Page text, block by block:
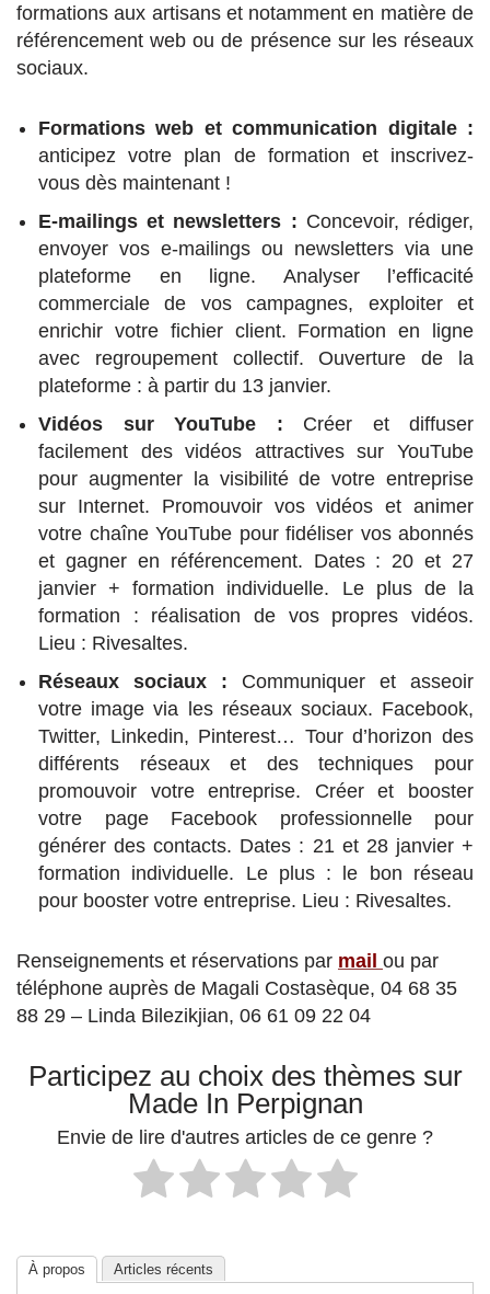
formations aux artisans et notamment en matière de
référencement web ou de présence sur les réseaux
sociaux.
Formations web et communication digitale :
anticipez votre plan de formation et inscrivez-
vous dès maintenant !
E-mailings et newsletters : Concevoir, rédiger,
envoyer vos e-mailings ou newsletters via une
plateforme en ligne. Analyser l’efficacité
commerciale de vos campagnes, exploiter et
enrichir votre fichier client. Formation en ligne
avec regroupement collectif. Ouverture de la
plateforme : à partir du 13 janvier.
Vidéos sur YouTube : Créer et diffuser
facilement des vidéos attractives sur YouTube
pour augmenter la visibilité de votre entreprise
sur Internet. Promouvoir vos vidéos et animer
votre chaîne YouTube pour fidéliser vos abonnés
et gagner en référencement. Dates : 20 et 27
janvier + formation individuelle. Le plus de la
formation : réalisation de vos propres vidéos.
Lieu : Rivesaltes.
Réseaux sociaux : Communiquer et asseoir
votre image via les réseaux sociaux. Facebook,
Twitter, Linkedin, Pinterest… Tour d’horizon des
différents réseaux et des techniques pour
promouvoir votre entreprise. Créer et booster
votre page Facebook professionnelle pour
générer des contacts. Dates : 21 et 28 janvier +
formation individuelle. Le plus : le bon réseau
pour booster votre entreprise. Lieu : Rivesaltes.
Renseignements et réservations par mail ou par
téléphone auprès de Magali Costasèque, 04 68 35
88 29 – Linda Bilezikjian, 06 61 09 22 04
Participez au choix des thèmes sur
Made In Perpignan
Envie de lire d'autres articles de ce genre ?
À propos Articles récents